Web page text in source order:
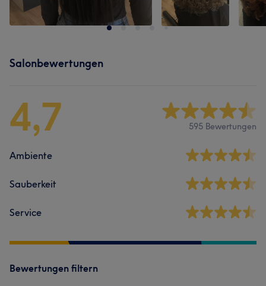
Salonbewertungen
4,7 595 Bewertungen
Ambiente
Sauberkeit
Service
Bewertungen filtern